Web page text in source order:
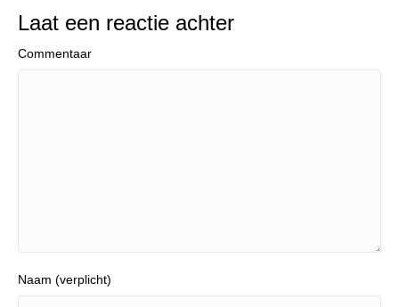
Laat een reactie achter
Commentaar
Naam (verplicht)